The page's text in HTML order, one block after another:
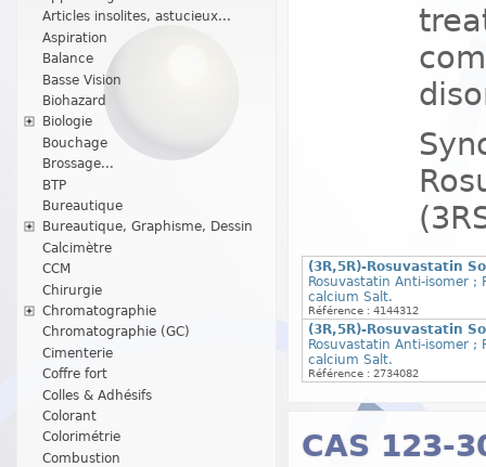
Articles insolites, astucieux...
Aspiration
Balance
Basse Vision
Biohazard
Biologie
Bouchage
Brossage...
BTP
Bureautique
Bureautique, Graphisme, Dessin
Calcimètre
CCM
Chirurgie
Chromatographie
Chromatographie (GC)
Cimenterie
Coffre fort
Colles & Adhésifs
Colorant
Colorimétrie
Combustion
(3R,5R)-Rosuvastatin
Rosuvastatin Anti-isomer ;
calcium Salt.
Référence : 4144312
(3R,5R)-Rosuvastatin
Rosuvastatin Anti-isomer ;
calcium Salt.
Référence : 2734082
CAS 123-